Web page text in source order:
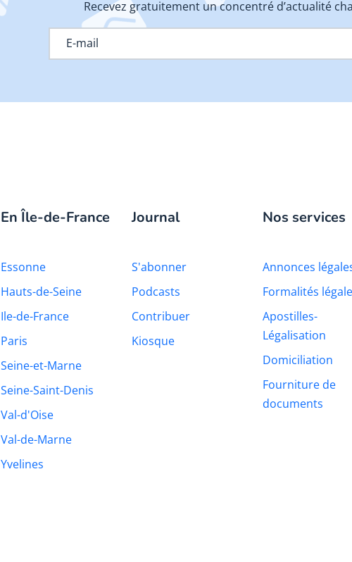
Recevez gratuitement un concentré d’actualité
En Île-de-France
Essonne
Hauts-de-Seine
Ile-de-France
Paris
Seine-et-Marne
Seine-Saint-Denis
Val-d'Oise
Val-de-Marne
Yvelines
Journal
S'abonner
Podcasts
Contribuer
Kiosque
Nos services
Annonces
Formalités
Apostilles-
Légalisation
Domiciliation
Fourniture de
documents